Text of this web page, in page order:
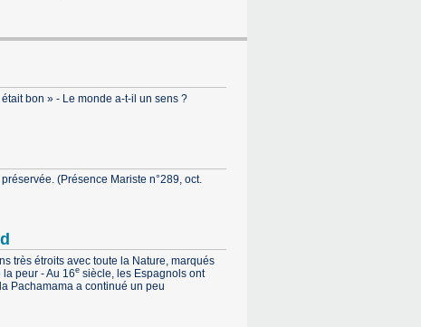
bon » - Le monde a-t-il un sens ?
(Présence Mariste n°289, oct.
très étroits avec toute la Nature, marqués
peur - Au 16esiècle, les Espagnols ont
Pachamama a continué un peu